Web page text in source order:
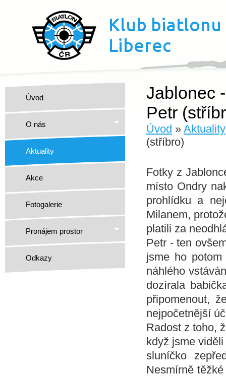
Úvod
O nás
Aktuality
Akce
Fotogalerie
Pronájem prostor
Odkazy
Jablonec
Petr
Úvod » Aktuality
(stříbro)
Fotky z
místo Ondry
prohlídku a
Milanem,
platili za
Petr - ten
jsme ho
náhlého
dozírala
připomenout,
nejpočetnější
Radost z toho,
když jsme
sluníčko
Nesmírně